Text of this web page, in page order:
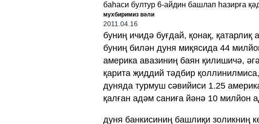
баһаси бултур 6‏-айдин башлап
мухбиримиз вәли
2011.04.16
буниң ичидә буғдай, қонақ,
буниң билән дуня миқясида 44
америка авазиниң баян қилишичә,
қарита җиддий тәдбир
дуняда турмуш сәвийиси 1.25
қалған адәм саниға йәнә 10 милйон
дуня банкисиниң башлиқи золикниң